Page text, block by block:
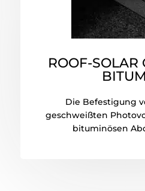
ROOF-SOLAR
Die Befestigung
geschweißten
bituminösen